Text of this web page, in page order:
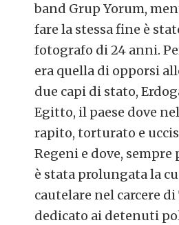
band Grup Yorum,
fare la stessa fine è
fotografo di 24 anni.
era quella di opporsi
due capi di stato,
Egitto, il paese dove
rapito, torturato e
Regeni e dove,
è stata prolungata la
cautelare nel carcere di
dedicato ai detenuti